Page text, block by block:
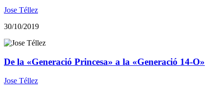
Jose Téllez
30/10/2019
De la «Generació Princesa» a la «Generació 14-O»
Jose Téllez